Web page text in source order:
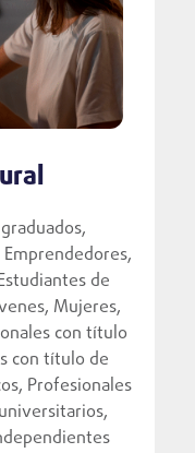
de
Mujeres,
con título
con título de
Profesionales